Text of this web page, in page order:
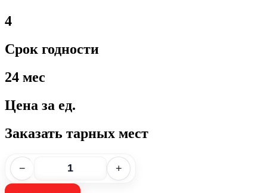
4
Срок годности
24 мес
Цена за ед.
Заказать тарных мест
− +